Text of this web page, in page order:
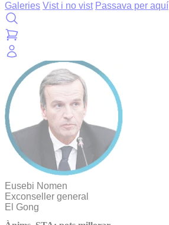
Galeries Vist i no vist Passava per aquí
Eusebi Nomen
Exconseller general
El Gong